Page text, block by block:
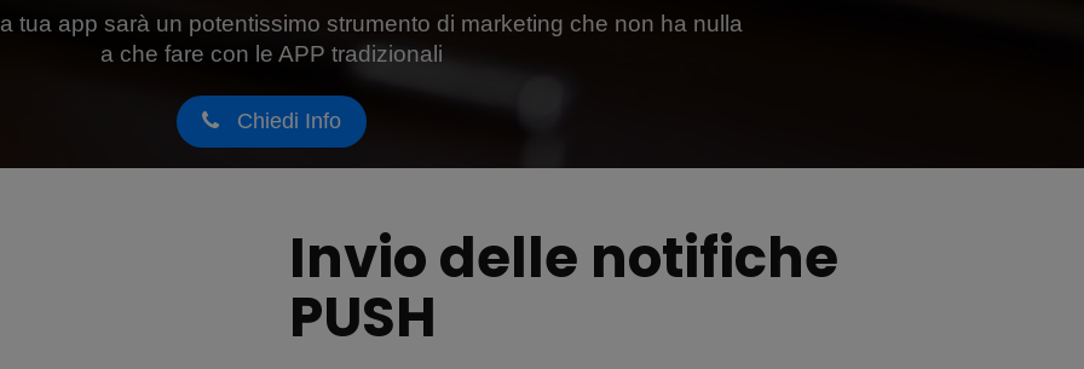
tua app sarà un potentissimo strumento di marketing che non ha nulla
a che fare con le APP tradizionali
Chiedi Info
Invio delle notifiche
PUSH